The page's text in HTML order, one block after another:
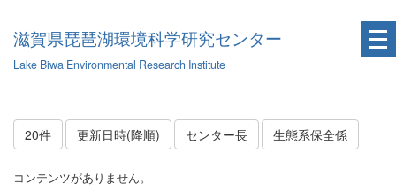
滋賀県琵琶湖環境科学研究センター
Lake Biwa Environmental Research Institute
20件 更新日時(降順) センター長 生態系保全係
コンテンツがありません。